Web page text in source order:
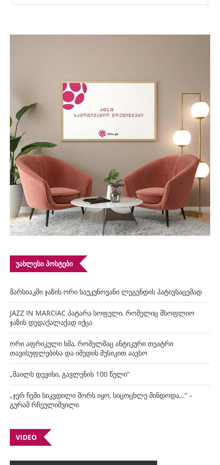
ᲣᲐᲮᲚᲔᲡᲘ ᲞᲝᲡᲢᲔᲑᲘ
მარსიაკში ჯაზის ორი საუკუნოვანი ლეგენდის პატივსაცემად
JAZZ IN MARCIAC პატარა სოფელი, რომელიც მსოფლიო
ჯაზის დედაქალაქად იქცა
ორი აფრიკული ხმა, რომელმაც ანტიკური თეატრი
თავისუფლებისა და იმედის მუსიკით აავსო
„მაილს დევისი, გავლენის 100 წელი“
„ჯერ ჩემი სიკვდილი შორს იყო, სიცოცხლე მინდოდა…“ –
გურამ რჩეულიშვილი
VIDEO